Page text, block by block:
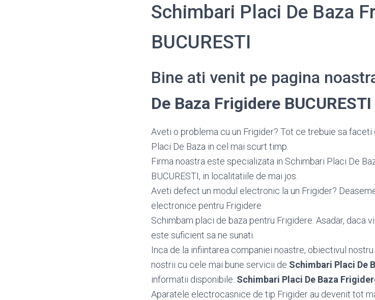
Schimbari Placi De Baza
BUCURESTI
Bine ati venit pe pagina
De Baza Frigidere BUCURESTI
Aveti o problema cu un Frigider? Tot ce trebuie sa
Placi De Baza in cel mai scurt timp.
Firma noastra este specializata in Schimbari Placi De
BUCURESTI, in localitatiile de mai jos.
Aveti defect un modul electronic la un Frigider?
electronice pentru Frigidere
Schimbam placi de baza pentru Frigidere. Asadar, daca
este suficient sa ne sunati.
Inca de la infiintarea companiei noastre, obiectivul
nostrii cu cele mai bune servicii de Schimbari Placi De
informatii disponibile. Schimbari Placi De Baza
Aparatele electrocasnice de tip Frigider au devenit tot